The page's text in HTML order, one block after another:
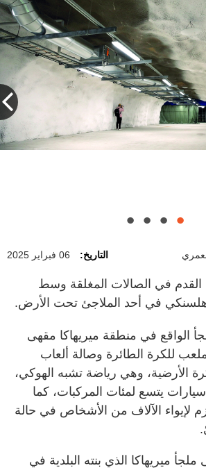
التاريخ: 06 فبراير 2025
القدم في الصالات المغلقة وسط
هلسنكي في أحد الملاجئ تحت الأرض.
الواقع في منطقة ميريهاكا مقهى
للكرة الطائرة وصالة ألعاب
الأرضية، وهي رياضة تشبه الهوكي،
يتسع لمئات المركبات، كما
لإيواء الآلاف من الأشخاص في حالة
ميريهاكا الذي بنته البلدية في